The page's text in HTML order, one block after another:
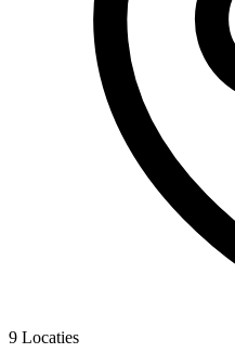
9 Locaties